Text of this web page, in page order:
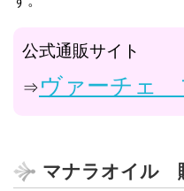
公式通販サイト
⇒ヴァーチェ
マナラオイル